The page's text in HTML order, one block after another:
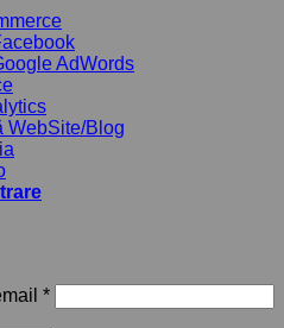
AdWords
WebSite/Blog
*Obligatoriu